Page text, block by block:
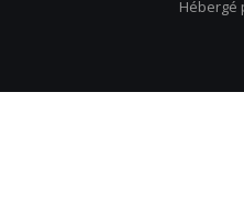
Hébergé